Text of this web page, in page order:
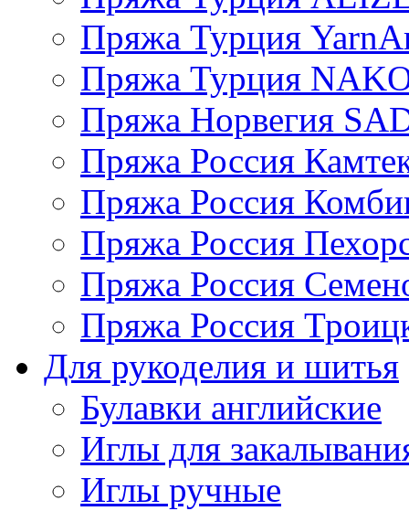
Пряжа Турция
Пряжа Турция
Пряжа Норвегия
Пряжа Россия
Пряжа Россия
Пряжа Россия
Пряжа Россия
Пряжа Россия
Для рукоделия и шитья
Булавки английские
Иглы для
Иглы ручные